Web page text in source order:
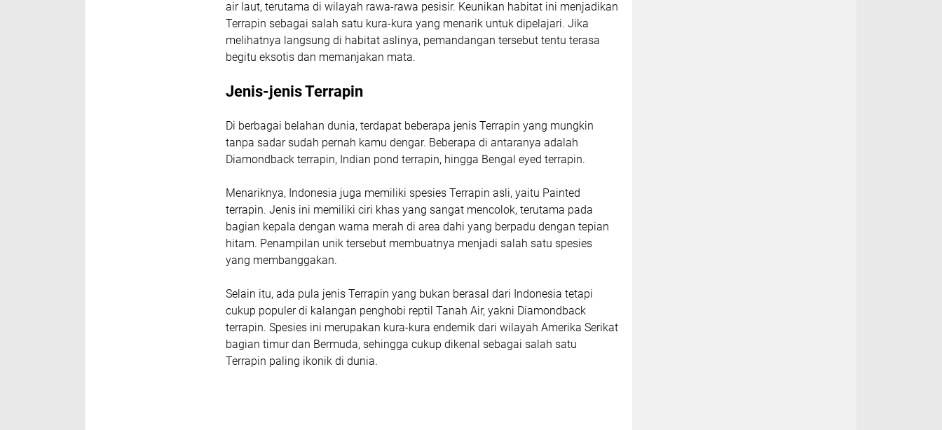
air laut, terutama di wilayah rawa-rawa pesisir. Keunikan habitat ini menjadikan
Terrapin sebagai salah satu kura-kura yang menarik untuk dipelajari. Jika
melihatnya langsung di habitat aslinya, pemandangan tersebut tentu terasa
begitu eksotis dan memanjakan mata.
Jenis-jenis Terrapin
Di berbagai belahan dunia, terdapat beberapa jenis Terrapin yang mungkin
tanpa sadar sudah pernah kamu dengar. Beberapa di antaranya adalah
Diamondback terrapin, Indian pond terrapin, hingga Bengal eyed terrapin.
Menariknya, Indonesia juga memiliki spesies Terrapin asli, yaitu Painted
terrapin. Jenis ini memiliki ciri khas yang sangat mencolok, terutama pada
bagian kepala dengan warna merah di area dahi yang berpadu dengan tepian
hitam. Penampilan unik tersebut membuatnya menjadi salah satu spesies
yang membanggakan.
Selain itu, ada pula jenis Terrapin yang bukan berasal dari Indonesia tetapi
cukup populer di kalangan penghobi reptil Tanah Air, yakni Diamondback
terrapin. Spesies ini merupakan kura-kura endemik dari wilayah Amerika Serikat
bagian timur dan Bermuda, sehingga cukup dikenal sebagai salah satu
Terrapin paling ikonik di dunia.